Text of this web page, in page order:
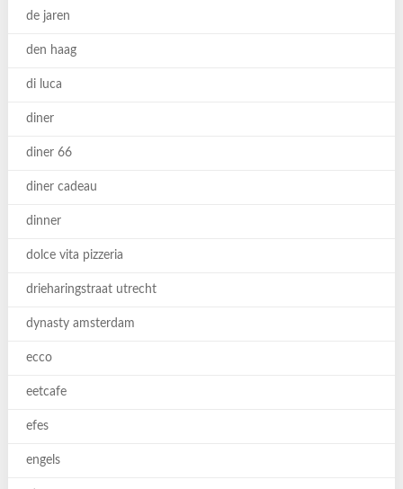
de jaren
den haag
di luca
diner
diner 66
diner cadeau
dinner
dolce vita pizzeria
drieharingstraat utrecht
dynasty amsterdam
ecco
eetcafe
efes
engels